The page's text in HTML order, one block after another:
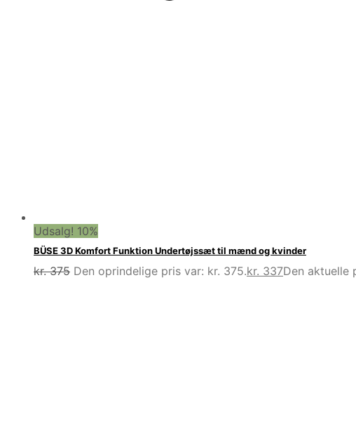
Udsalg! 10%
BÜSE 3D Komfort Funktion Undertøjssæt til mænd og kvinder
kr.375 Den oprindelige pris var: kr. 375.kr. 337Den aktuelle